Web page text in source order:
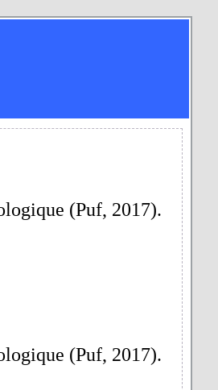
(Puf, 2017).
(Puf, 2017).